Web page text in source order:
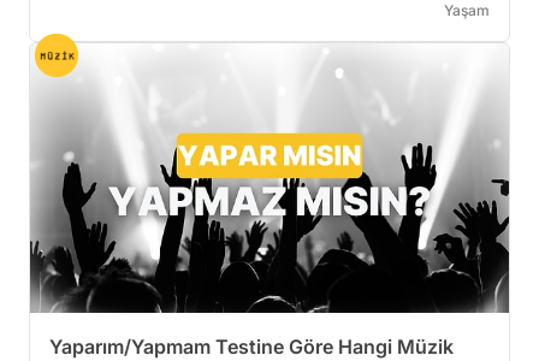
Yaşam
Yaparım/Yapmam Testine Göre Hangi Müzik